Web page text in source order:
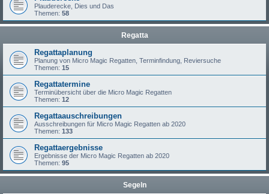
Plauderecke, Dies und Das
Themen: 58
Regatta
Regattaplanung
Planung von Micro Magic Regatten, Terminfindung, Reviersuche
Themen: 15
Regattatermine
Terminübersicht über die Micro Magic Regatten
Themen: 12
Regattaauschreibungen
Ausschreibungen für Micro Magic Regatten ab 2020
Themen: 133
Regattaergebnisse
Ergebnisse der Micro Magic Regatten ab 2020
Themen: 95
Segeln